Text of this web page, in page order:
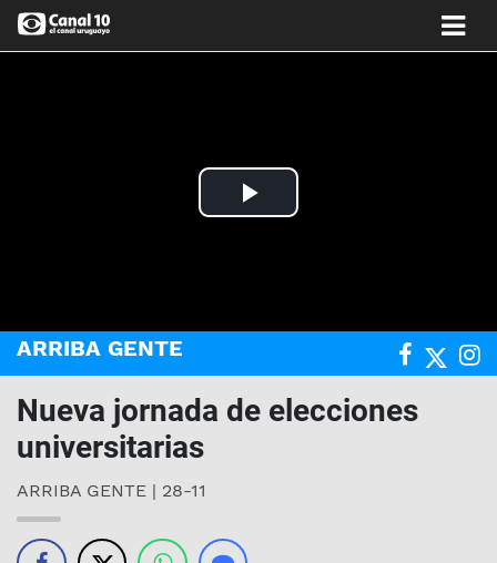
Play
ARRIBA GENTE
Nueva jornada de elecciones
universitarias
ARRIBA GENTE | 28-11